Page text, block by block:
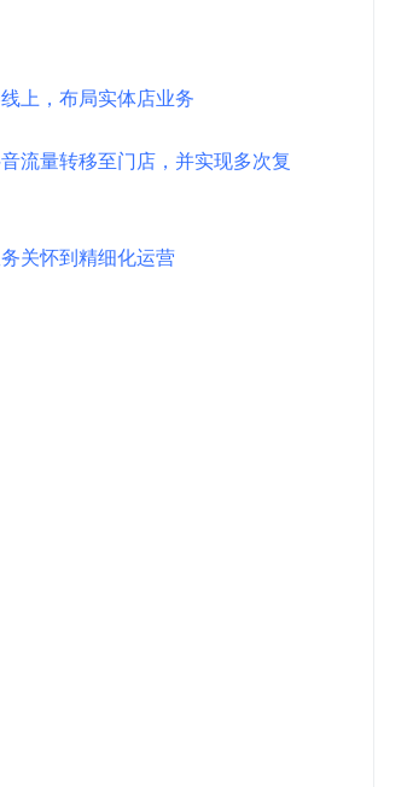
上，布局实体店业务
流量转移至门店，并实现多次复
关怀到精细化运营